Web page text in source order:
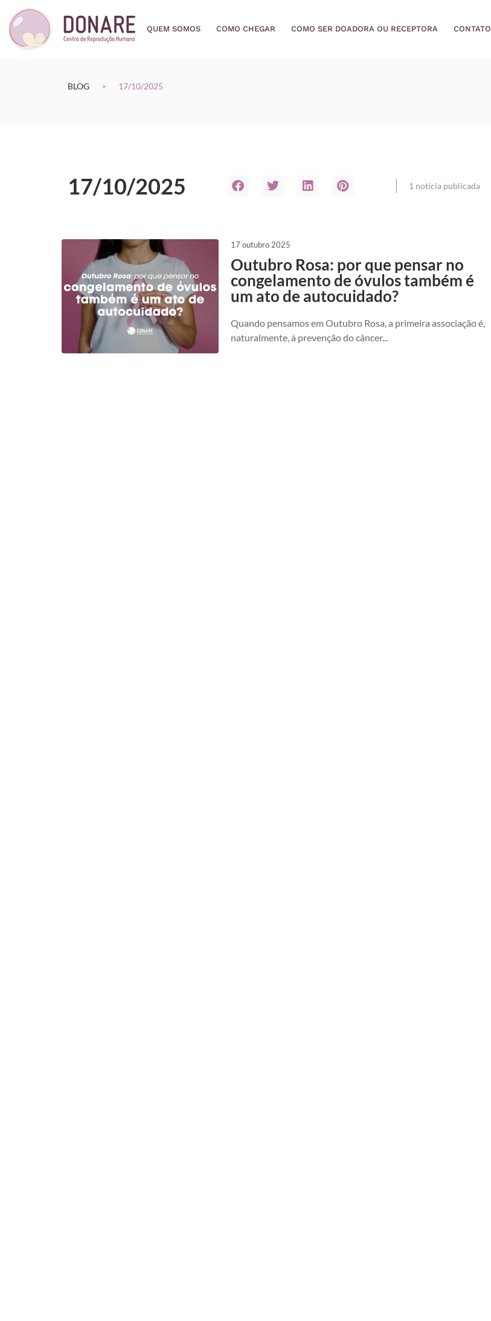
QUEM SOMOS COMO CHEGAR COMO SER DOADORA OU RECEPTORA CONTATO
BLOG > 17/10/2025
17/10/2025 1 notíciapublicada
17 outubro 2025
Outubro Rosa: por que pensar no
congelamento de óvulos também é
um ato de autocuidado?
Quando pensamos em Outubro Rosa, a primeira associação é,
naturalmente, à prevenção do câncer...